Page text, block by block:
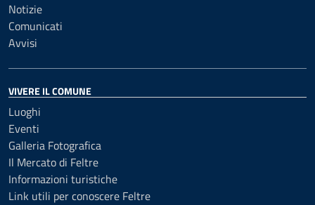
Notizie
Comunicati
Avvisi
VIVERE IL COMUNE
Luoghi
Eventi
Galleria Fotografica
Il Mercato di Feltre
Informazioni turistiche
Link utili per conoscere Feltre